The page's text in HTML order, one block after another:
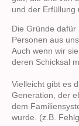
und der Erfüllung
Die Gründe
Personen aus
Auch wenn wir
deren Schicksal
Vielleicht gibt es
Generation, der
dem
wurde. (z.B.